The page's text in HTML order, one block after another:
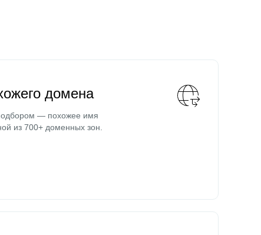
домена
— похожее имя
из 700+ доменных зон.